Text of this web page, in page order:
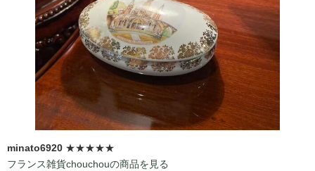
minato6920 ★★★★★
フランス雑貨chouchouの商品を見る